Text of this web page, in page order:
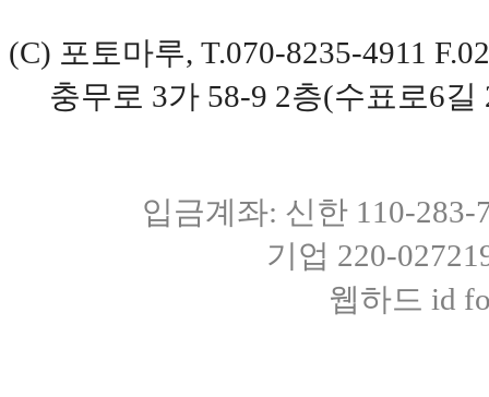
(C) 포토마루, T.070-8235-4911
충무로 3가 58-9 2층(수표로6
입금계좌: 신한 110-
기업 220-
웹하드 id